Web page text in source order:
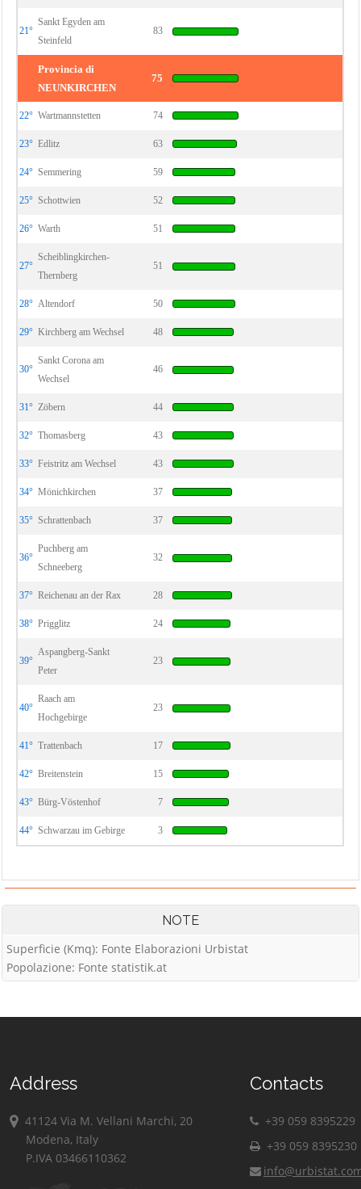
21°
Sankt Egyden am
Steinfeld
83
Provincia di
NEUNKIRCHEN
75
22° Wartmannstetten 74
23° Edlitz 63
24° Semmering 59
25° Schottwien 52
26° Warth 51
27°
Scheiblingkirchen-
Thernberg
51
28° Altendorf 50
29° Kirchberg am Wechsel 48
30°
Sankt Corona am
Wechsel
46
31° Zöbern 44
32° Thomasberg 43
33° Feistritz am Wechsel 43
34° Mönichkirchen 37
35° Schrattenbach 37
36°
Puchberg am
Schneeberg
32
37° Reichenau an der Rax 28
38° Prigglitz 24
39°
Aspangberg-Sankt
Peter
23
40°
Raach am
Hochgebirge
23
41° Trattenbach 17
42° Breitenstein 15
43° Bürg-Vöstenhof 7
44° Schwarzau im Gebirge 3
NOTE
Superficie (Kmq): Fonte Elaborazioni Urbistat
Popolazione: Fonte statistik.at
Address
41124 Via M. Vellani Marchi, 20
Modena, Italy
P.IVA 03466110362
Contacts
+39 059 8395229
+39 059 8395230